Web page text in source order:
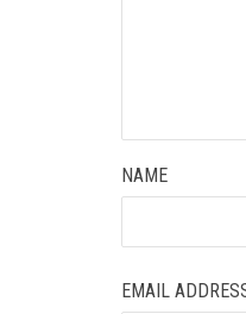
NAME
EMAIL